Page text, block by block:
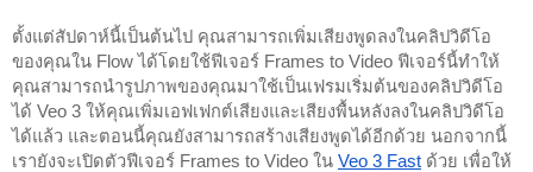
ตั้งแต่สัปดาห์นี้เป็นต้นไป คุณสามารถเพิ่มเสียงพูดลงในคลิปวิดีโอ
ของคุณใน Flow ได้โดยใช้ฟีเจอร์ Frames to Video ฟีเจอร์นี้ทำให้
คุณสามารถนำรูปภาพของคุณมาใช้เป็นเฟรมเริ่มต้นของคลิปวิดีโอ
ได้ Veo 3 ให้คุณเพิ่มเอฟเฟกต์เสียงและเสียงพื้นหลังลงในคลิปวิดีโอ
ได้แล้ว และตอนนี้คุณยังสามารถสร้างเสียงพูดได้อีกด้วย นอกจากนี้
เรายังจะเปิดตัวฟีเจอร์ Frames to Video ใน Veo 3 Fast ด้วย เพื่อให้